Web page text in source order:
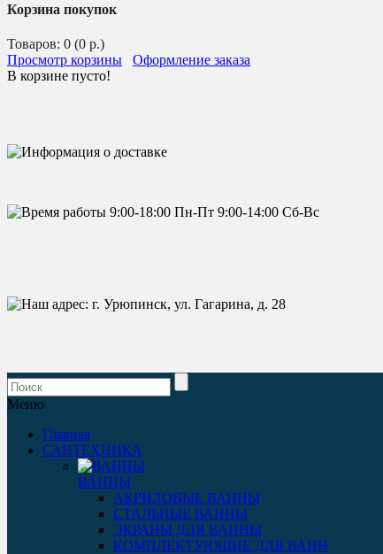
Корзина покупок
Товаров: 0 (0 р.)
Просмотр корзины
Оформление заказа
В корзине пусто!
Меню
Главная
САНТЕХНИКА
ВАННЫ
АКРИЛОВЫЕ ВАННЫ
СТАЛЬНЫЕ ВАННЫ
ЭКРАНЫ ДЛЯ ВАННЫ
КОМПЛЕКТУЮЩИЕ ДЛЯ ВАНН